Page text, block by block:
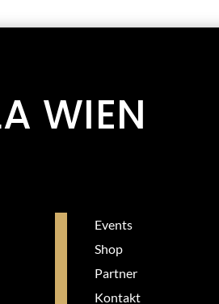
WIEN
Events
Shop
Partner
Kontakt